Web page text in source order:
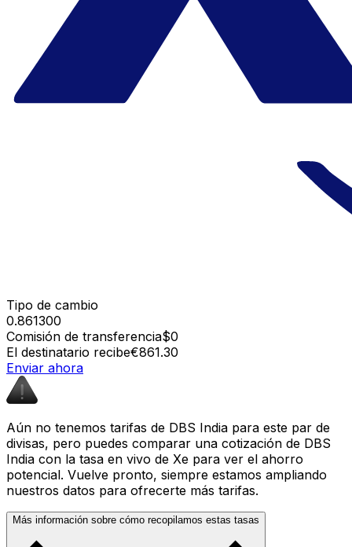
Tipo de cambio
0.861300
Comisión de transferencia$0
El destinatario recibe€861.30
Enviar ahora
Aún no tenemos tarifas de DBS India para este par de
divisas, pero puedes comparar una cotización de DBS
India con la tasa en vivo de Xe para ver el ahorro
potencial. Vuelve pronto, siempre estamos ampliando
nuestros datos para ofrecerte más tarifas.
Más información sobre cómo recopilamos estas tasas